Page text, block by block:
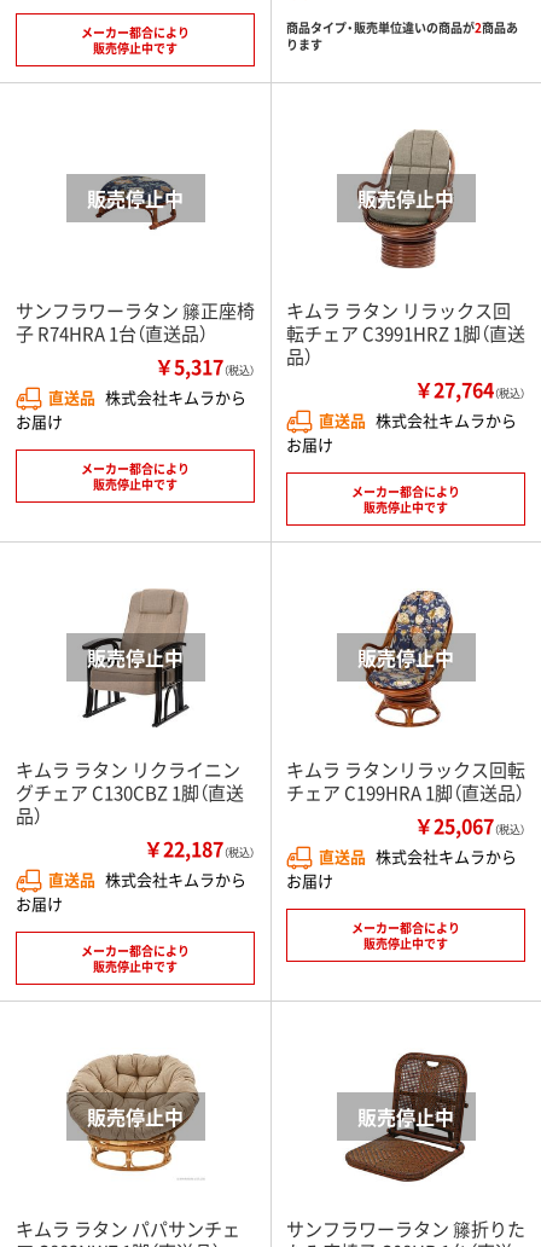
メーカー都合により
販売停止中です
商品タイプ・販売単位違いの商品が2商品あ
ります
サンフラワーラタン 籐正座椅
子 R74HRA 1台（直送品）
￥5,317（税込）
直送品 株式会社キムラから
お届け
メーカー都合により
販売停止中です
キムラ ラタン リラックス回
転チェア C3991HRZ 1脚（直送
品）
￥27,764（税込）
直送品 株式会社キムラから
お届け
メーカー都合により
販売停止中です
キムラ ラタン リクライニン
グチェア C130CBZ 1脚（直送
品）
￥22,187（税込）
直送品 株式会社キムラから
お届け
メーカー都合により
販売停止中です
キムラ ラタンリラックス回転
チェア C199HRA 1脚（直送品）
￥25,067（税込）
直送品 株式会社キムラから
お届け
メーカー都合により
販売停止中です
キムラ ラタン パパサンチェ
サンフラワーラタン 籐折りた